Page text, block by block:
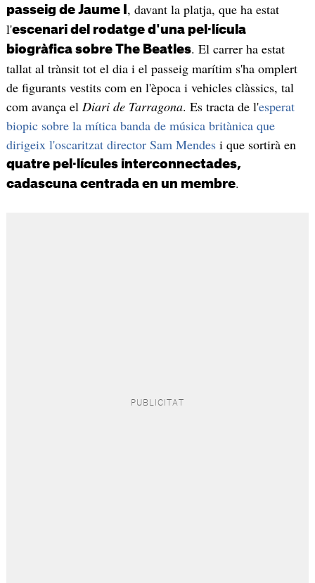
passeig de Jaume I , davant la platja, que ha estat
l'escenari del rodatge d'una pel·lícula
biogràfica sobre The Beatles. El carrer ha estat
tallat al trànsit tot el dia i el passeig marítim s'ha omplert
de figurants vestits com en l'època i vehicles clàssics, tal
com avança el Diari de Tarragona. Es tracta de l'esperat
biopic sobre la mítica banda de música britànica que
dirigeix l'oscaritzat director Sam Mendesi que sortirà en
quatre pel·lícules interconnectades,
cadascuna centrada en un membre.